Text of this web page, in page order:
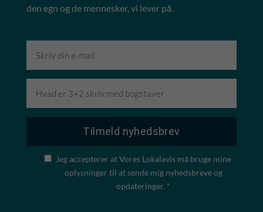
den egn og de mennesker, vi lever på.
Jeg accepterer at Vores Lokalavis må bruge mine
oplysninger til at sende mig nyhedsbreve og
opdateringer. *